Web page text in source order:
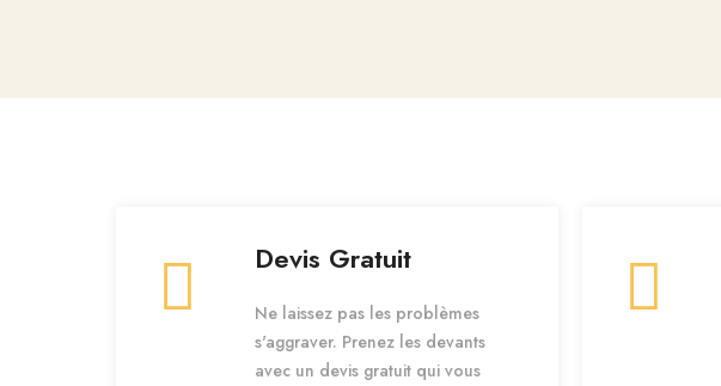
Devis Gratuit
Ne laissez pas les problèmes
s'aggraver. Prenez les devants
avec un devis gratuit qui vous